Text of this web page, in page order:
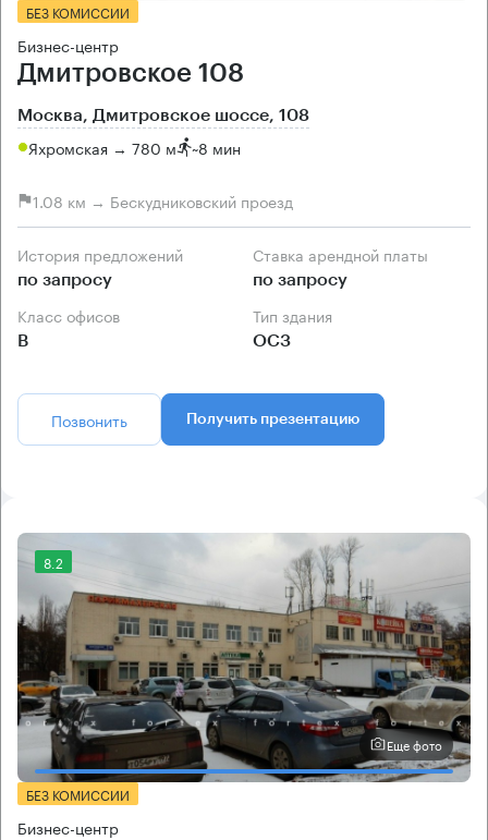
БЕЗ КОМИССИИ
Бизнес-центр
Дмитровское 108
Москва, Дмитровское шоссе, 108
Яхромская → 780 м ~8 мин
1.08 км → Бескудниковский проезд
История предложений
по запросу
Ставка арендной платы
по запросу
Класс офисов
B
Тип здания
ОСЗ
Позвонить Получить презентацию
8.2
Еще фото
БЕЗ КОМИССИИ
Бизнес-центр